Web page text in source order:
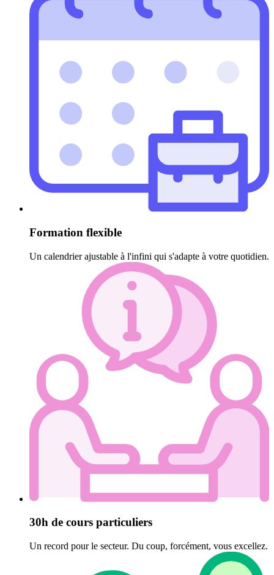
Formation flexible
Un calendrier ajustable à l'infini qui s'adapte à votre quotidien.
30h de cours particuliers
Un record pour le secteur. Du coup, forcément, vous excellez.